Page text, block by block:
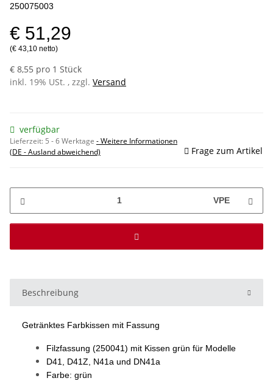
250075003
€ 51,29
(€ 43,10 netto)
€ 8,55 pro 1 Stück
inkl. 19% USt. , zzgl. Versand
verfügbar
Lieferzeit: 5 - 6 Werktage - Weitere Informationen
(DE - Ausland abweichend)
Frage zum Artikel
VPE
Beschreibung
Getränktes Farbkissen mit Fassung
Filzfassung (250041) mit Kissen grün für Modelle
D41, D41Z, N41a und DN41a
Farbe: grün